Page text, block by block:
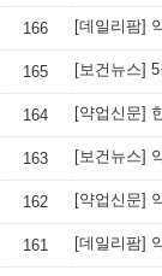
166 [데일리팜]
165 [보건뉴스]
164 [약업신문]
163 [보건뉴스]
162 [약업신문]
161 [데일리팜]